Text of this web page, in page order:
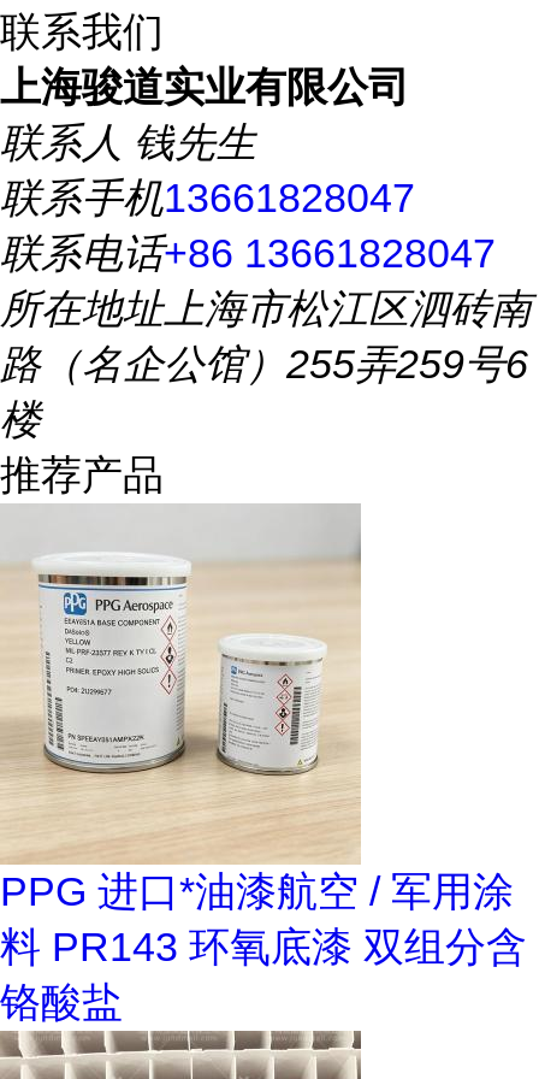
联系我们
上海骏道实业有限公司
联系人 钱先生
联系手机13661828047
联系电话+86 13661828047
所在地址上海市松江区泗砖南
路（名企公馆）255弄259号6
楼
推荐产品
PPG 进口*油漆航空 / 军用涂
料 PR143 环氧底漆 双组分含
铬酸盐